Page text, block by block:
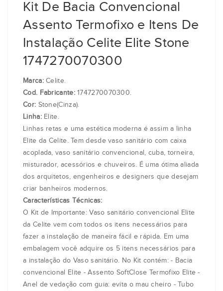
Kit De Bacia Convencional
Assento Termofixo e Itens De
Instalação Celite Elite Stone
1747270070300
Marca:Celite.
Cod. Fabricante:1747270070300.
Cor: Stone(Cinza).
Linha:Elite.
Linhas retas e uma estética moderna é assim a linha
Elite da Celite. Tem desde vaso sanitário com caixa
acoplada, vaso sanitário convencional, cuba, torneira,
misturador, acessórios e chuveiros. É uma ótima aliada
dos arquitetos, engenheiros e designers que desejam
criar banheiros modernos.
Características Técnicas:
O Kit de Importante: Vaso sanitário convencional Elite
da Celite vem com todos os itens necessários para
fazer a instalação de maneira fácil e rápida. Em uma
embalagem você adquire os 5 itens necessários para
a instalação do Vaso sanitário. No Kit contém: - Bacia
convencional Elite - Assento SoftClose Termofixo Elite -
Anel de vedação com guia: evita o mau cheiro - Tubo